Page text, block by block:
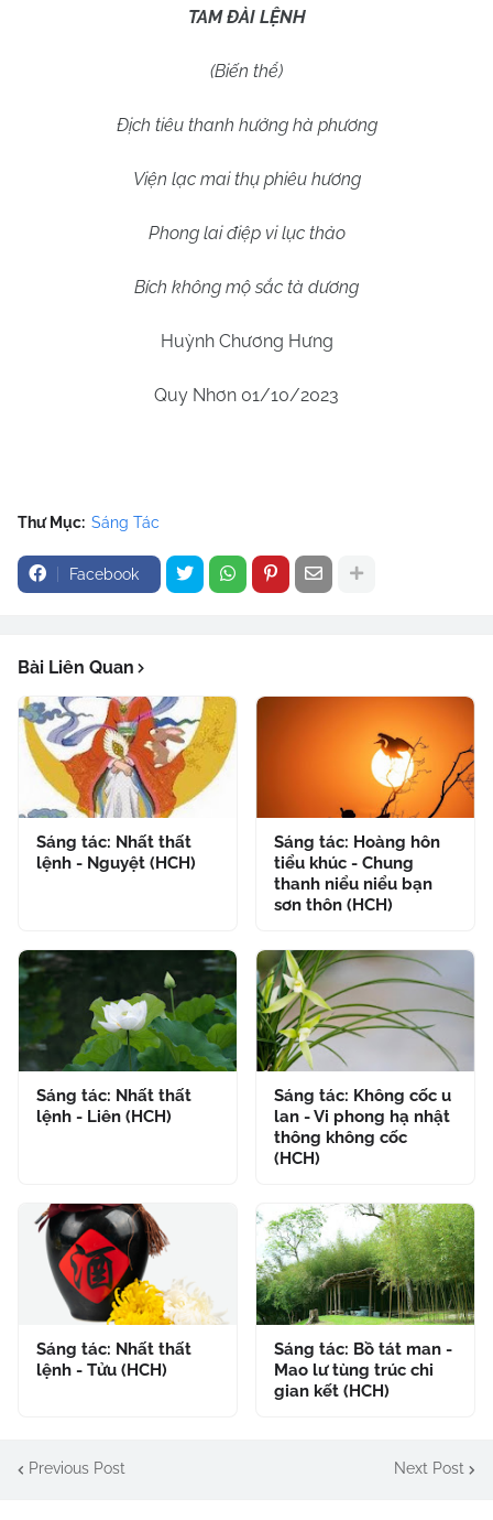
TAM ĐÀI LỆNH
(Biến thể)
Địch tiêu thanh hưởng hà phương
Viện lạc mai thụ phiêu hương
Phong lai điệp vi lục thảo
Bích không mộ sắc tà dương
Huỳnh Chương Hưng
Quy Nhơn 01/10/2023
Thư Mục: Sáng Tác
Facebook
Bài Liên Quan
Sáng tác: Nhất thất
lệnh - Nguyệt (HCH)
Sáng tác: Hoàng hôn
tiểu khúc - Chung
thanh niểu niểu bạn
sơn thôn (HCH)
Sáng tác: Nhất thất
lệnh - Liên (HCH)
Sáng tác: Không cốc u
lan - Vi phong hạ nhật
thông không cốc
(HCH)
Sáng tác: Nhất thất
lệnh - Tửu (HCH)
Sáng tác: Bồ tát man -
Mao lư tùng trúc chi
gian kết (HCH)
Previous Post Next Post